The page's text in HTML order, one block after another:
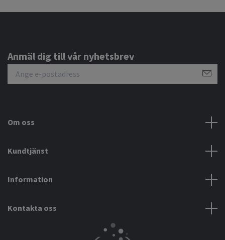
Anmäl dig till vår nyhetsbrev
Om oss
Kundtjänst
Information
Kontakta oss